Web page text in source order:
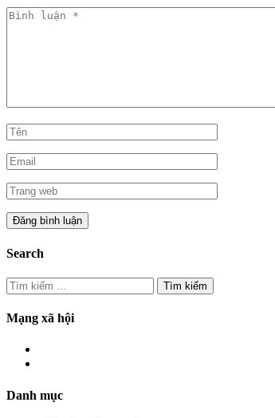
Search
Tìm
kiếm
cho:
Mạng xã hội
Danh mục